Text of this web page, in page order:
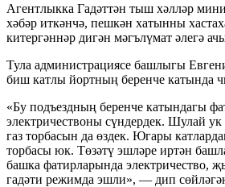
Агентлыкка Гадәттән тыш хәлләр
хәбәр иткәнчә, пешкән хатынны
китергәннәр дигән мәгълүмат әлегә
Тула администрациясе башлыгы
биш катлы йортның беренче катында
«Бу подъездның беренче катындагы
электричествоны сүндердек. Шулай ук
газ торбасын да өздек. Югары
торбасы юк. Төзәтү эшләре иртән
башка фатирларында электричество,
гадәти режимда эшли», — дип